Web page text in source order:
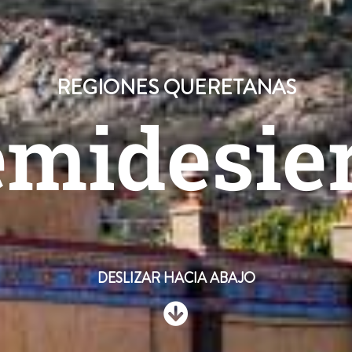
REGIONES QUERETANAS
DESLIZAR HACIA ABAJO